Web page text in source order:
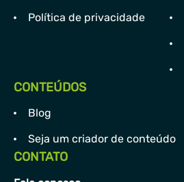
Política de privacidade
CONTEÚDOS
Blog
Seja um criador de conteúdo
CONTATO